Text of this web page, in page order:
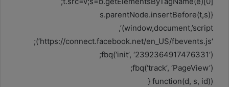
s.parentNode.insertBefore(t,s)}
(window,document,’script’,
‘https://connect.facebook.net/en_US/fbevents.js’);
fbq(‘init’, ‘2392364917476331’);
fbq(‘track’, ‘PageView’);
(function(d, s, id) {